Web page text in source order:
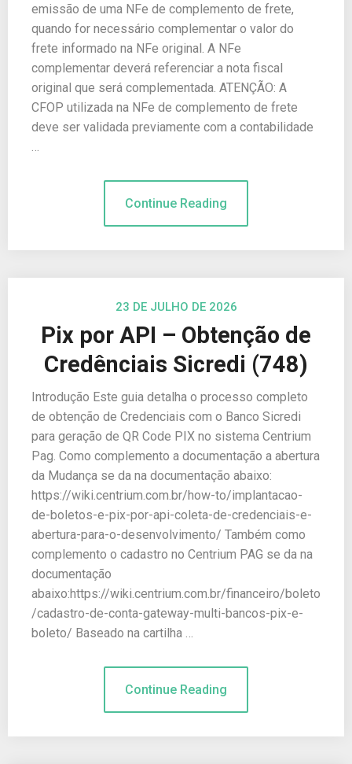
emissão de uma NFe de complemento de frete,
quando for necessário complementar o valor do
frete informado na NFe original. A NFe
complementar deverá referenciar a nota fiscal
original que será complementada. ATENÇÃO: A
CFOP utilizada na NFe de complemento de frete
deve ser validada previamente com a contabilidade
…
Continue Reading
23 DE JULHO DE 2026
Pix por API – Obtenção de
Credênciais Sicredi (748)
Introdução Este guia detalha o processo completo
de obtenção de Credenciais com o Banco Sicredi
para geração de QR Code PIX no sistema Centrium
Pag. Como complemento a documentação a abertura
da Mudança se da na documentação abaixo:
https://wiki.centrium.com.br/how-to/implantacao-
de-boletos-e-pix-por-api-coleta-de-credenciais-e-
abertura-para-o-desenvolvimento/ Também como
complemento o cadastro no Centrium PAG se da na
documentação
abaixo:https://wiki.centrium.com.br/financeiro/boleto
/cadastro-de-conta-gateway-multi-bancos-pix-e-
boleto/ Baseado na cartilha …
Continue Reading